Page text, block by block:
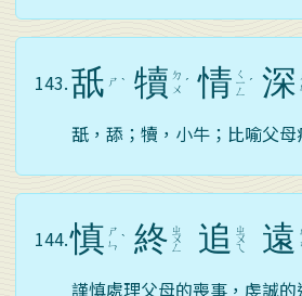
143.舐 ㄕ ˋ 犢 ㄉ
ㄨ ˊ 情 ㄑ
ㄧ
ㄥ
ˊ 深
舐，舔；犢，小牛；比喻父母
144.慎 ㄕ
ㄣ ˋ 終 ㄓ
ㄨ
ㄥ 追 ㄓ
ㄨ
ㄟ 遠
謹慎處理父母的喪事，虔誠